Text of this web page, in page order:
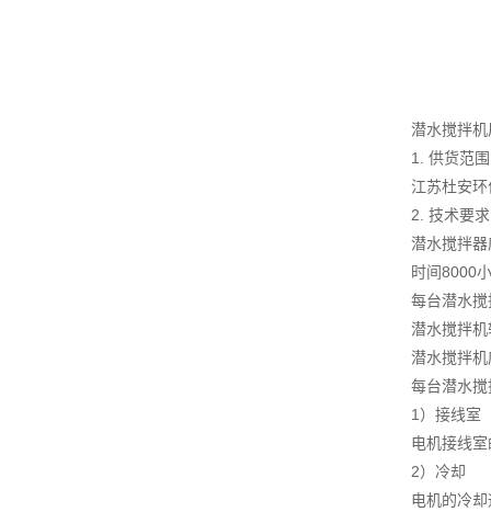
潜水搅拌
1. 供货范围
江苏杜安
2. 技术要求
潜水搅拌
时间8000
每台潜水
潜水搅拌
潜水搅拌
每台潜水
1）接线室
电机接线
2）冷却
电机的冷